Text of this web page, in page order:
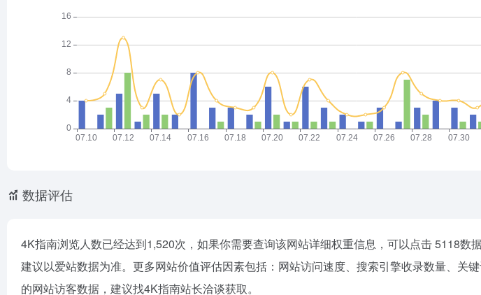
数据评估
4K指南浏览人数已经达到1,520次，如果你需要查询该网站详细权重信息，可以点击5118数
建议以爱站数据为准。更多网站价值评估因素包括：网站访问速度、搜索引擎收录数量、关
的网站访客数据，建议找4K指南站长洽谈获取。